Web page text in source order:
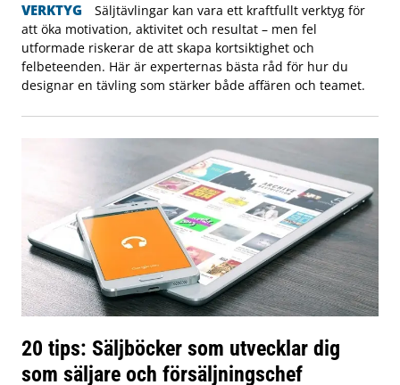
VERKTYG
Säljtävlingar kan vara ett kraftfullt verktyg för
att öka motivation, aktivitet och resultat – men fel
utformade riskerar de att skapa kortsiktighet och
felbeteenden. Här är experternas bästa råd för hur du
designar en tävling som stärker både affären och teamet.
20 tips: Säljböcker som utvecklar dig
som säljare och försäljningschef